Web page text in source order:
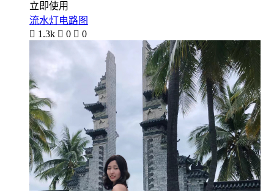
立即使用
流水灯电路图
 1.3k  0  0